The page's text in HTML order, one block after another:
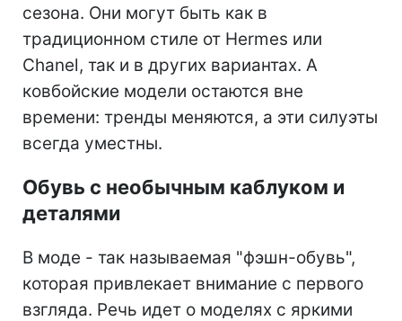
сезона. Они могут быть как в
традиционном стиле от Hermes или
Chanel, так и в других вариантах. А
ковбойские модели остаются вне
времени: тренды меняются, а эти силуэты
всегда уместны.
Обувь с необычным каблуком и
деталями
В моде - так называемая "фэшн-обувь",
которая привлекает внимание с первого
взгляда. Речь идет о моделях с яркими